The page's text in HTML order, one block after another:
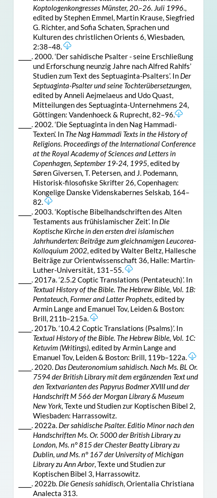
Koptologenkongresses Münster, 20.–26. Juli 1996.,
edited by Stephen Emmel, Martin Krause, Siegfried
G. Richter, and Sofia Schaten, Sprachen und
Kulturen des christlichen Orients 6, Wiesbaden,
2:38–48.
⎯⎯⎯. 2000. ‘Der sahidische Psalter - seine Erschließung
und Erforschung neunzig Jahre nach Alfred Rahlfs’
Studien zum Text des Septuaginta-Psalters’. In Der
Septuaginta-Psalter und seine Tochterübersetzungen,
edited by Anneli Aejmelaeus and Udo Quast,
Mitteilungen des Septuaginta-Unternehmens 24,
Göttingen: Vandenhoeck & Ruprecht, 82–96.
⎯⎯⎯. 2002. ‘Die Septuaginta in den Nag Hammadi-
Texten’. In The Nag Hammadi Texts in the History of
Religions. Proceedings of the International Conference
at the Royal Academy of Sciences and Letters in
Copenhagen, September 19-24, 1995, edited by
Søren Giversen, T. Petersen, and J. Podemann,
Historisk-filosofiske Skrifter 26, Copenhagen:
Kongelige Danske Videnskabernes Selskab, 164–
82.
⎯⎯⎯. 2003. ‘Koptische Bibelhandschriften des Alten
Testaments aus frühislamischer Zeit’. In Die
Koptische Kirche in den ersten drei islamischen
Jahrhunderten: Beiträge zum gleichnamigen Leucorea-
Kolloquium 2002, edited by Walter Beltz, Hallesche
Beiträge zur Orientwissenschaft 36, Halle: Martin-
Luther-Universität, 131–55.
⎯⎯⎯. 2017a. ‘2.5.2 Coptic Translations (Pentateuch)’. In
Textual History of the Bible. The Hebrew Bible, Vol. 1B:
Pentateuch, Former and Latter Prophets, edited by
Armin Lange and Emanuel Tov, Leiden & Boston:
Brill, 211b–215a.
⎯⎯⎯. 2017b. ‘10.4.2 Coptic Translations (Psalms)’. In
Textual History of the Bible. The Hebrew Bible, Vol. 1C:
Ketuvim (Writings), edited by Armin Lange and
Emanuel Tov, Leiden & Boston: Brill, 119b–122a.
⎯⎯⎯. 2020. Das Deuteronomium sahidisch. Nach Ms. BL Or.
7594 der British Library mit dem ergänzenden Text und
den Textvarianten des Papyrus Bodmer XVIII und der
Handschrift M 566 der Morgan Library & Museum
New York, Texte und Studien zur Koptischen Bibel 2,
Wiesbaden: Harrassowitz.
⎯⎯⎯. 2022a. Der sahidische Psalter. Editio Minor nach den
Handschriften Ms. Or. 5000 der British Library zu
London, Ms. n° 815 der Chester Beatty Library zu
Dublin, und Ms. n° 167 der University of Michigan
Library zu Ann Arbor, Texte und Studien zur
Koptischen Bibel 3, Harrassowitz.
⎯⎯⎯. 2022b. Die Genesis sahidisch, Orientalia Christiana
Analecta 313.